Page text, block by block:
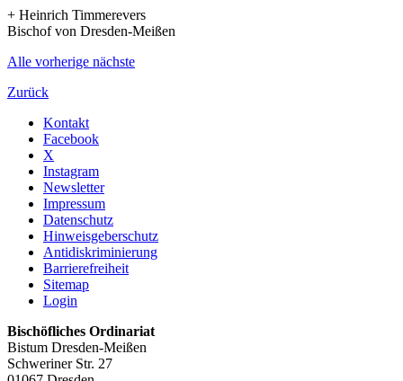
+ Heinrich Timmerevers
Bischof von Dresden-Meißen
Alle vorherige nächste
Zurück
Kontakt
Facebook
X
Instagram
Newsletter
Impressum
Datenschutz
Hinweisgeberschutz
Antidiskriminierung
Barrierefreiheit
Sitemap
Login
Bischöfliches Ordinariat
Bistum Dresden-Meißen
Schweriner Str. 27